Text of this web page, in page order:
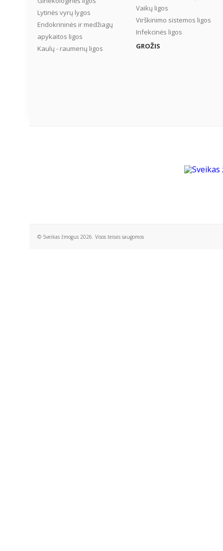
Lytinės vyrų lygos
Endokrininės ir medžiagų
apykaitos ligos
Kaulų - raumenų ligos
Vaikų ligos
Virškinimo sistemos ligos
Infekcinės ligos
GROŽIS
© Sveikas žmogus 2026. Visos teisės saugomos